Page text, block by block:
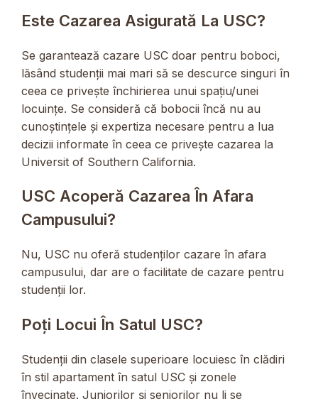
Este Cazarea Asigurată La USC?
Se garantează cazare USC doar pentru boboci,
lăsând studenții mai mari să se descurce singuri în
ceea ce privește închirierea unui spațiu/unei
locuințe. Se consideră că bobocii încă nu au
cunoștințele și expertiza necesare pentru a lua
decizii informate în ceea ce privește cazarea la
Universit of Southern California.
USC Acoperă Cazarea În Afara
Campusului?
Nu, USC nu oferă studenților cazare în afara
campusului, dar are o facilitate de cazare pentru
studenții lor.
Poți Locui În Satul USC?
Studenții din clasele superioare locuiesc în clădiri
în stil apartament în satul USC și zonele
învecinate. Juniorilor și seniorilor nu li se